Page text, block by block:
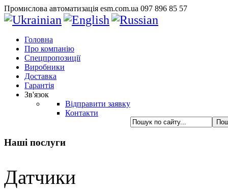
Промислова автоматизація esm.com.ua 097 896 85 57
Головна
Про компанію
Спецпропозиції
Виробники
Доставка
Гарантія
Зв'язок
Відправити заявку
Контакти
Наші послуги
Датчики